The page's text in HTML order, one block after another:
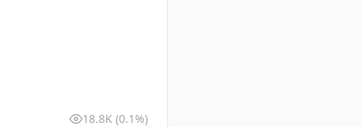
18.8K (0.1%)